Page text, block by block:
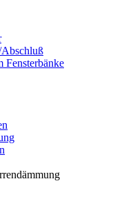
Fensterbänke